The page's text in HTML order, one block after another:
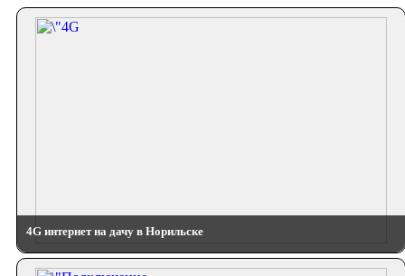
4G интернет на дачу в Норильске